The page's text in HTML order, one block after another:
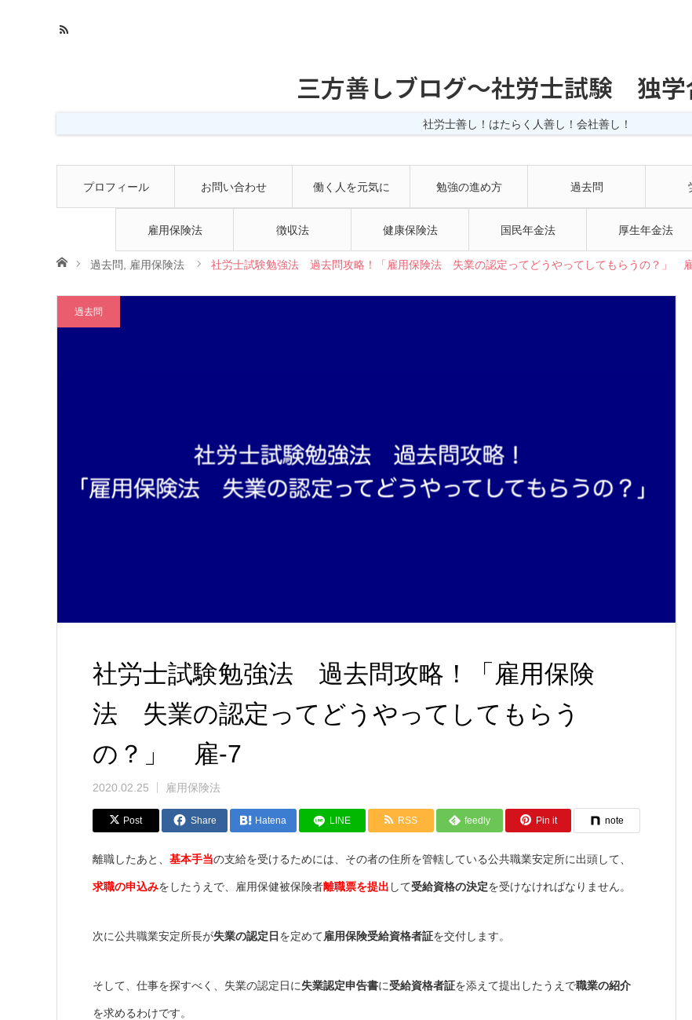
三方善しブログ〜社労士試験 独学
社労士善し！はたらく人善し！会社善し！
プロフィール お問い合わせ 働く人を元気に 勉強の進め方 過去問
雇用保険法 徴収法 健康保険法 国民年金法 厚生年金法
ホーム過去問 雇用保険法 社労士試験勉強法 過去問攻略！「雇用保険法 失業の認定ってどうやってしてもらうの？」
過去問
社労士試験勉強法 過去問攻略！「雇用保険
法 失業の認定ってどうやってしてもらう
の？」 雇-7
2020.02.25 雇用保険法
Post Share Hatena LINE RSS feedly Pin it note
離職したあと、 基本手当の支給を受けるためには、その者の住所を管轄している公共職業安定所に出頭して、
求職の申込みをしたうえで、雇用保健被保険者離職票を提出 して受給資格の決定を受けなければなりません。
次に公共職業安定所長が失業の認定日 を定めて雇用保険受給資格者証を交付します。
そして、仕事を探すべく、失業の認定日に失業認定申告書に受給資格者証を添えて提出したうえで職業の紹介
を求めるわけです。